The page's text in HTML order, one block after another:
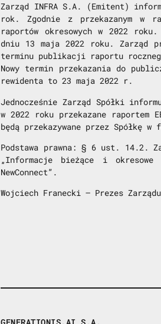
Zarząd INFRA S.A. (Emitent)
rok. Zgodnie z przekazanym w
raportów okresowych w 2022
dniu 13 maja 2022 roku. Zarząd
terminu publikacji raportu
Nowy termin przekazania do
rewidenta to 23 maja 2022 r.
Jednocześnie Zarząd Spółki
w 2022 roku przekazane
będą przekazywane przez Spółkę
Podstawa prawna: § 6 ust. 14.2.
„Informacje bieżące i okresowe
NewConnect”.
Wojciech Franecki – Prezes Zarządu